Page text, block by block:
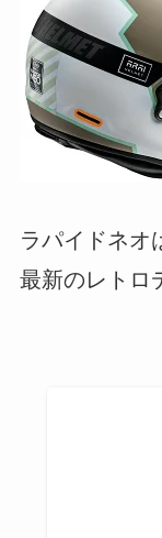
ラパイドネオ
最新のレトロ